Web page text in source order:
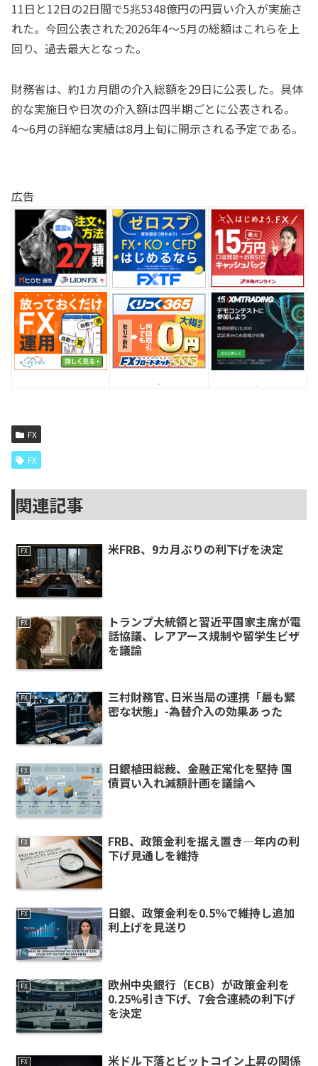
11日と12日の2日間で5兆5348億円の円買い介入が実施さ
れた。今回公表された2026年4〜5月の総額はこれらを上
回り、過去最大となった。
財務省は、約1カ月間の介入総額を29日に公表した。具体
的な実施日や日次の介入額は四半期ごとに公表される。
4〜6月の詳細な実績は8月上旬に開示される予定である。
広告
FX
FX
関連記事
FX 米FRB、9カ月ぶりの利下げを決定
FX
トランプ大統領と習近平国家主席が電
話協議、レアアース規制や留学生ビザ
を議論
FX
三村財務官､日米当局の連携「最も緊
密な状態」-為替介入の効果あった
FX
日銀植田総裁、金融正常化を堅持 国
債買い入れ減額計画を議論へ
FX
FRB、政策金利を据え置き—年内の利
下げ見通しを維持
FX
日銀、政策金利を0.5％で維持し追加
利上げを見送り
FX
欧州中央銀行（ECB）が政策金利を
0.25%引き下げ、7会合連続の利下げ
を決定
FX 米ドル下落とビットコイン上昇の関係